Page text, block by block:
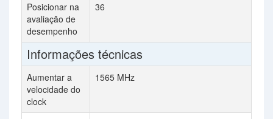
Posicionar na
avaliação de
desempenho
36
Informações técnicas
Aumentar a
velocidade do
clock
1565 MHz